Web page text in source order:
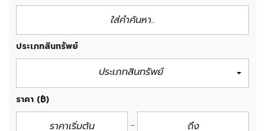
ประเภทสินทรัพย์
ประเภทสินทรัพย์
ราคา (฿)